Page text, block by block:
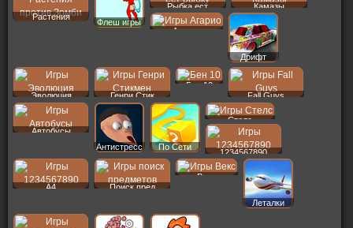
Растения
Флеш игры
Рыбка ест Камазы
Агарио
Дрифт
Эволюция Генри Стик
Бен 10
Fall Guys
Автобусы
Антистресс
По Сети
Стелс
1234567890
A4 Поиск пред
Векс
Леталки